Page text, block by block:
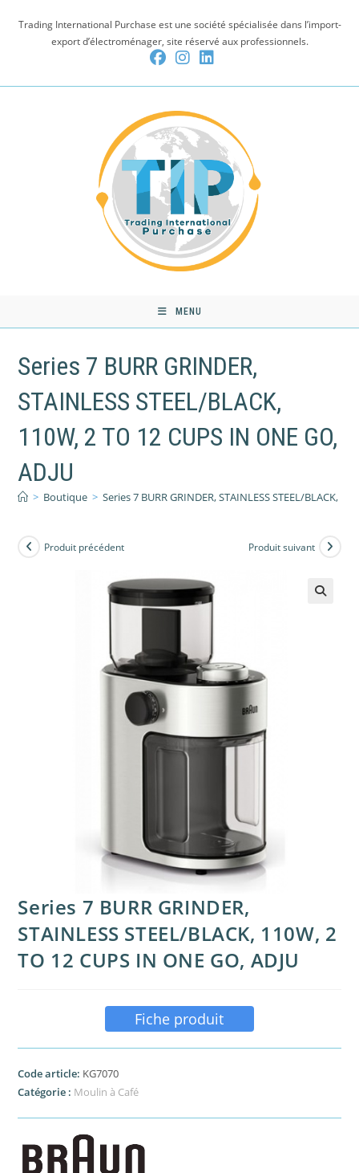
Trading International Purchase est une société spécialisée dans l’import-
export d’électroménager, site réservé aux professionnels.
MENU
Series 7 BURR GRINDER,
STAINLESS STEEL/BLACK,
110W, 2 TO 12 CUPS IN ONE GO,
ADJU
> Boutique > Series 7 BURR GRINDER, STAINLESS STEEL/BLACK,
Produit précédent Produit suivant
Series 7 BURR GRINDER,
STAINLESS STEEL/BLACK, 110W, 2
TO 12 CUPS IN ONE GO, ADJU
Fiche produit
Code article: KG7070
Catégorie : Moulin à Café